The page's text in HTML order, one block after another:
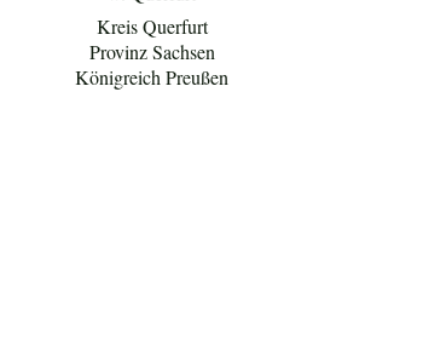
Kreis Querfurt
Provinz Sachsen
Königreich Preußen